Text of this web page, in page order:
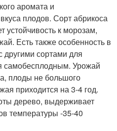
аромата и
плодов. Сорт абрикоса
устойчивость к морозам,
Есть также особенность в
другими сортами для
самобесплодным. Урожай
плоды не большого
приходится на 3-4 год.
дерево, выдерживает
температуры -35-40